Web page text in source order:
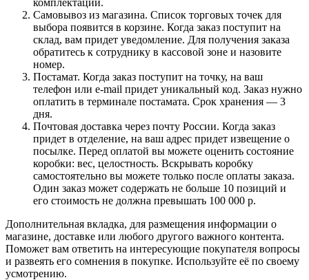
Самовывоз из магазина. Список торговых точек для
выбора появится в корзине. Когда заказ поступит на
склад, вам придет уведомление. Для получения заказа
обратитесь к сотруднику в кассовой зоне и назовите
номер.
Постамат. Когда заказ поступит на точку, на ваш
телефон или e-mail придет уникальный код. Заказ нужно
оплатить в терминале постамата. Срок хранения — 3
дня.
Почтовая доставка через почту России. Когда заказ
придет в отделение, на ваш адрес придет извещение о
посылке. Перед оплатой вы можете оценить состояние
коробки: вес, целостность. Вскрывать коробку
самостоятельно вы можете только после оплаты заказа.
Один заказ может содержать не больше 10 позиций и
его стоимость не должна превышать 100 000 р.
Дополнительная вкладка, для размещения информации о
магазине, доставке или любого другого важного контента.
Поможет вам ответить на интересующие покупателя вопросы
и развеять его сомнения в покупке. Используйте её по своему
усмотрению.